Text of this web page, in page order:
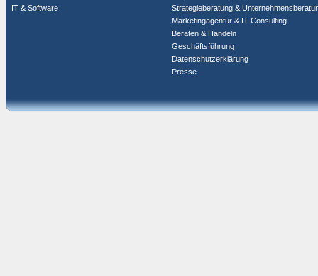
IT & Software
Strategieberatung &
Marketingagentur & IT Consulting
Beraten & Handeln
Geschäftsführung
Datenschutzerklärung
Presse